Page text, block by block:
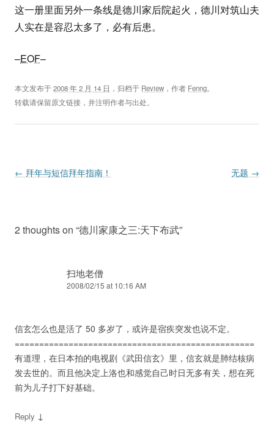
这一册里面另外一条线是德川家后院起火，德川对筑山夫
人实在是容忍太多了，必有后患。
–EOF–
本文发布于2008 年 2 月 14 日 ，归档于 Review ，作者 Fenng。
转载请保留原文链接，并注明作者与出处。
Post navigation
← 拜年与短信拜年指南！ 无题 →
2 thoughts on “德川家康之三:天下布武”
扫地老僧
2008/02/15 at 10:16 AM
信玄怎么也是活了 50 多岁了，或许是宿疾突发也说不定。
=================================================
有道理，在日本拍的电视剧《武田信玄》里，信玄就是肺结核病
发去世的。而且他决定上洛也和感觉自己时日无多有关，想在死
前为儿子打下好基础。
Reply ↓